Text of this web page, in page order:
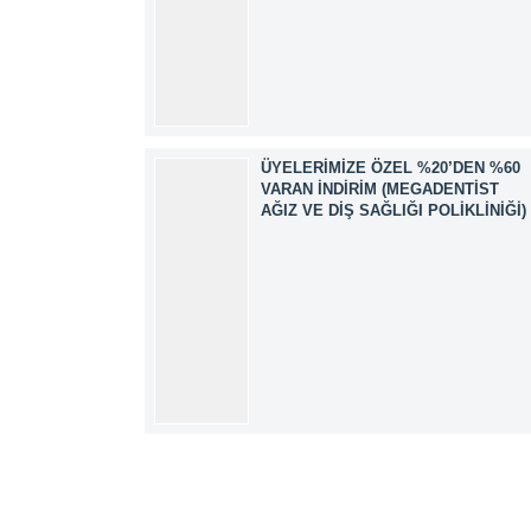
ÜYELERIMIZE ÖZEL %20’DEN %60
VARAN İNDIRIM (MEGADENTIST
AĞIZ VE DIŞ SAĞLIĞI POLIKLINIĞI)